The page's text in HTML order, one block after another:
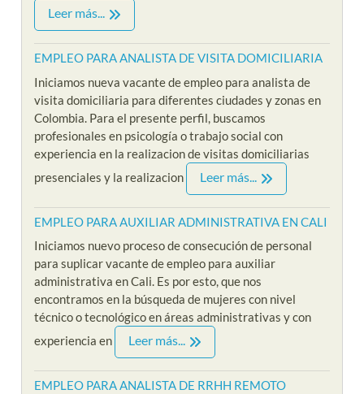
Leer más...
EMPLEO PARA ANALISTA DE VISITA DOMICILIARIA
Iniciamos nueva vacante de empleo para analista de
visita domiciliaria para diferentes ciudades y zonas en
Colombia. Para el presente perfil, buscamos
profesionales en psicología o trabajo social con
experiencia en la realizacion de visitas domiciliarias
presenciales y la realizacion
Leer más...
EMPLEO PARA AUXILIAR ADMINISTRATIVA EN CALI
Iniciamos nuevo proceso de consecución de personal
para suplicar vacante de empleo para auxiliar
administrativa en Cali. Es por esto, que nos
encontramos en la búsqueda de mujeres con nivel
técnico o tecnológico en áreas administrativas y con
experiencia en
Leer más...
EMPLEO PARA ANALISTA DE RRHH REMOTO